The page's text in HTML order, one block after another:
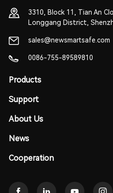
3310, Block 11, Tian An
Longgang District,
sales@newsmartsafe.com
0086-755-89589810
Products
Support
About Us
News
Cooperation